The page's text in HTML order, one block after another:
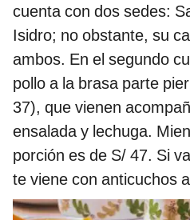
cuenta con dos sedes:
Isidro; no obstante, su
ambos. En el segundo
pollo a la brasa parte
37), que vienen
ensalada y lechuga.
porción es de S/ 47. Si
te viene con anticuchos